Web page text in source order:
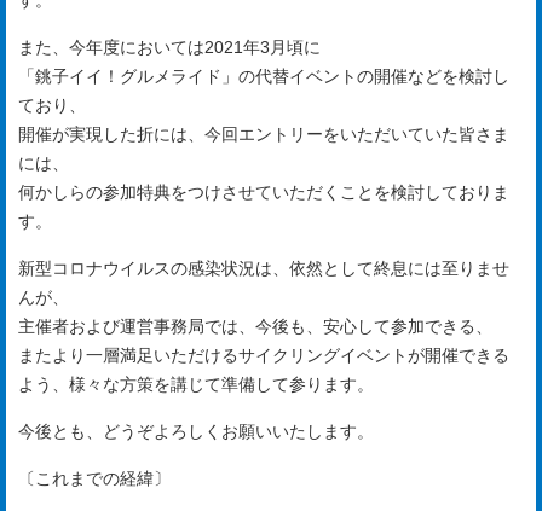
また、今年度においては2021年3月頃に
「銚子イイ！グルメライド」の代替イベントの開催などを検討し
ており、
開催が実現した折には、今回エントリーをいただいていた皆さま
には、
何かしらの参加特典をつけさせていただくことを検討しておりま
す。
新型コロナウイルスの感染状況は、依然として終息には至りませ
んが、
主催者および運営事務局では、今後も、安心して参加できる、
またより一層満足いただけるサイクリングイベントが開催できる
よう、様々な方策を講じて準備して参ります。
今後とも、どうぞよろしくお願いいたします。
〔これまでの経緯〕